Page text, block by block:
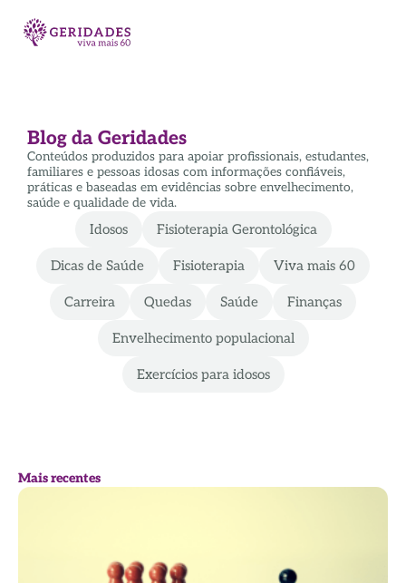
Blog da Geridades
Conteúdos produzidos para apoiar profissionais, estudantes,
familiares e pessoas idosas com informações confiáveis,
práticas e baseadas em evidências sobre envelhecimento,
saúde e qualidade de vida.
Idosos Fisioterapia Gerontológica
Dicas de Saúde Fisioterapia Viva mais 60
Carreira Quedas Saúde Finanças
Envelhecimento populacional
Exercícios para idosos
Mais recentes